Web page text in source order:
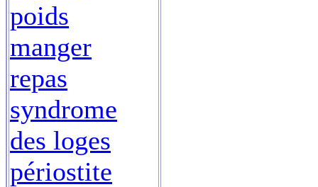
poids
manger
repas
syndrome
des loges
périostite